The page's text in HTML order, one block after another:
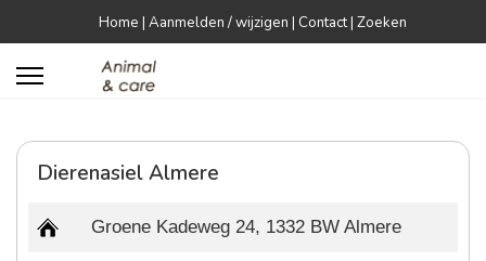
Home | Aanmelden / wijzigen | Contact| Zoeken
Dierenasiel Almere
Groene Kadeweg 24, 1332 BW Almere